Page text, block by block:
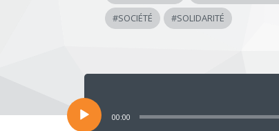
#SOCIÉTÉ #SOLIDARITÉ
Lecteur
00:00